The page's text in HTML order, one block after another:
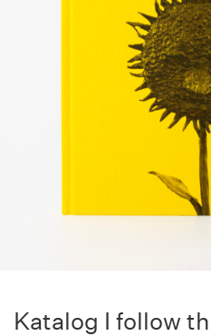
Katalog I follow